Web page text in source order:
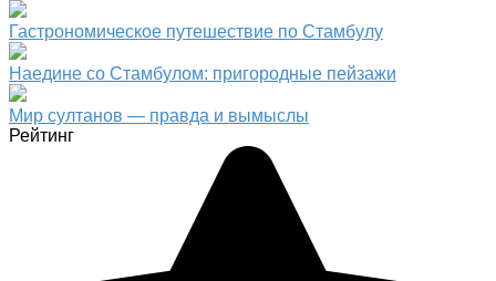
Гастрономическое путешествие по Стамбулу
Наедине со Стамбулом: пригородные пейзажи
Мир султанов — правда и вымыслы
Рейтинг